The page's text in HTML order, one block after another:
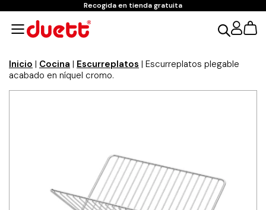
Recogida en tienda gratuita
Inicio | Cocina | Escurreplatos | Escurreplatos plegable
acabado en níquel cromo.